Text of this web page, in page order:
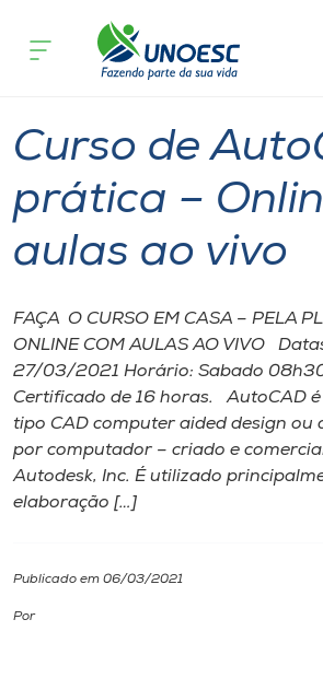
Cursos
Pesquisa
Atendimento ao Estudante
Portal de Ensino
A
Internacionalização
acontece
Curso de
prática –
aulas ao vivo
FAÇA O CURSO EM CASA – PELA
ONLINE COM AULAS AO VIVO
27/03/2021 Horário: Sabado
Certificado de 16 horas. AutoCAD
tipo CAD computer aided design ou
por computador – criado e
Autodesk, Inc. É utilizado
elaboração […]
Publicado em 06/03/2021
Por